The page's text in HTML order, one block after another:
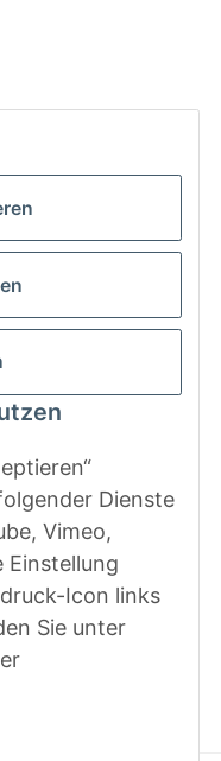
Dienste
Vimeo,
Einstellung
Icon links
Sie unter